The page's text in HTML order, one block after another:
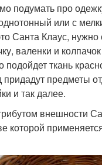
подумать про
или с
Санта Клаус, нужно
валенки и
подойдет ткань
предметы
и так далее.
внешности
которой